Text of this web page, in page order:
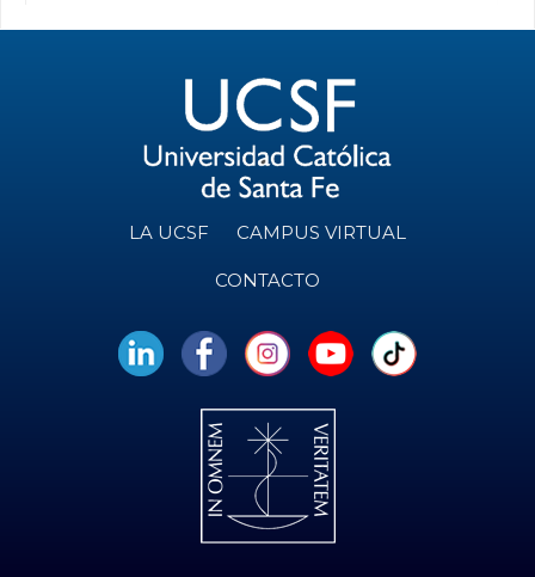
LA UCSF CAMPUS VIRTUAL
CONTACTO